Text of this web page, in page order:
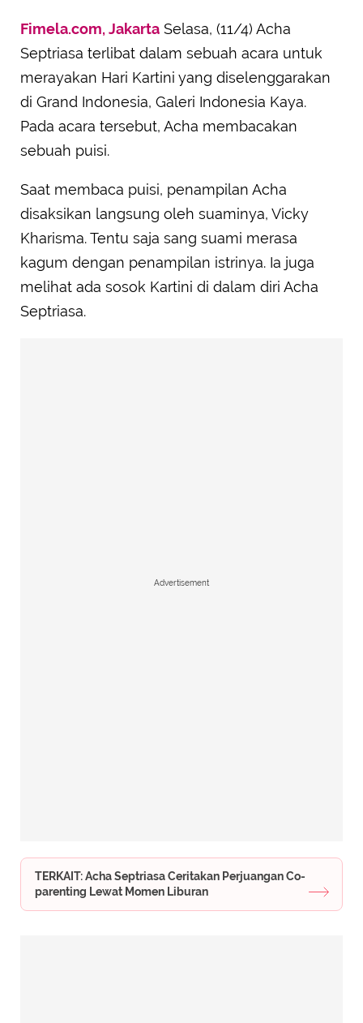
Fimela.com, Jakarta Selasa, (11/4) Acha
Septriasa terlibat dalam sebuah acara untuk
merayakan Hari Kartini yang diselenggarakan
di Grand Indonesia, Galeri Indonesia Kaya.
Pada acara tersebut, Acha membacakan
sebuah puisi.
Saat membaca puisi, penampilan Acha
disaksikan langsung oleh suaminya, Vicky
Kharisma. Tentu saja sang suami merasa
kagum dengan penampilan istrinya. Ia juga
melihat ada sosok Kartini di dalam diri Acha
Septriasa.
Advertisement
TERKAIT: Acha Septriasa Ceritakan Perjuangan Co-
parenting Lewat Momen Liburan